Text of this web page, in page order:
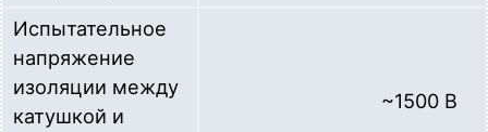
Испытательное
напряжение
изоляции между
катушкой и
~1500 В